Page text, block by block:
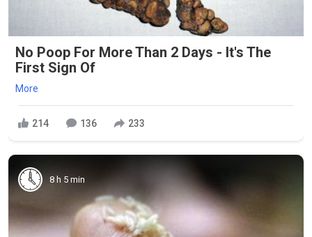
No Poop For More Than 2 Days - It's The
First Sign Of
More
214 136 233
8 h 5 min